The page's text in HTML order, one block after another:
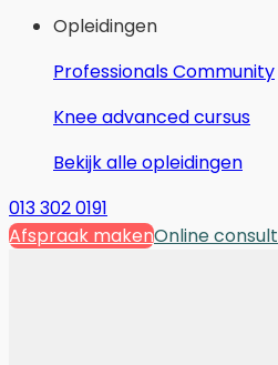
Opleidingen
Professionals Community
Knee advanced cursus
Bekijk alle opleidingen
013 302 0191
Afspraak makenOnline consult